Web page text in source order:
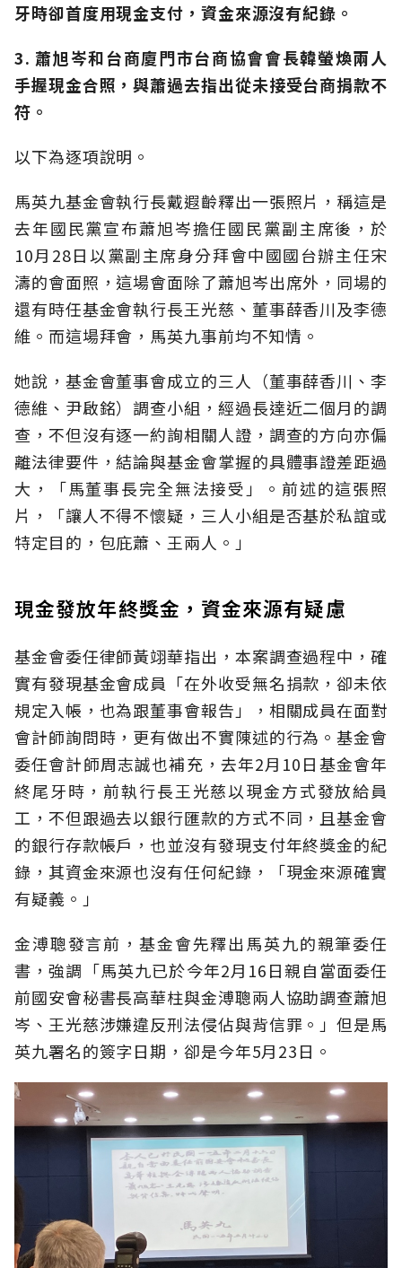
牙時卻首度用現金支付，資金來源沒有紀錄。
3. 蕭旭岑和台商廈門市台商協會會長韓螢煥兩人
手握現金合照，與蕭過去指出從未接受台商捐款不
符。
以下為逐項說明。
馬英九基金會執行長戴遐齡釋出一張照片，稱這是
去年國民黨宣布蕭旭岑擔任國民黨副主席後，於
10月28日以黨副主席身分拜會中國國台辦主任宋
濤的會面照，這場會面除了蕭旭岑出席外，同場的
還有時任基金會執行長王光慈、董事薛香川及李德
維。而這場拜會，馬英九事前均不知情。
她說，基金會董事會成立的三人（董事薛香川、李
德維、尹啟銘）調查小組，經過長達近二個月的調
查，不但沒有逐一約詢相關人證，調查的方向亦偏
離法律要件，結論與基金會掌握的具體事證差距過
大，「馬董事長完全無法接受」。前述的這張照
片，「讓人不得不懷疑，三人小組是否基於私誼或
特定目的，包庇蕭、王兩人。」
現金發放年終獎金，資金來源有疑慮
基金會委任律師黃翊華指出，本案調查過程中，確
實有發現基金會成員「在外收受無名捐款，卻未依
規定入帳，也為跟董事會報告」，相關成員在面對
會計師詢問時，更有做出不實陳述的行為。基金會
委任會計師周志誠也補充，去年2月10日基金會年
終尾牙時，前執行長王光慈以現金方式發放給員
工，不但跟過去以銀行匯款的方式不同，且基金會
的銀行存款帳戶，也並沒有發現支付年終獎金的紀
錄，其資金來源也沒有任何紀錄，「現金來源確實
有疑義。」
金溥聰發言前，基金會先釋出馬英九的親筆委任
書，強調「馬英九已於今年2月16日親自當面委任
前國安會秘書長高華柱與金溥聰兩人協助調查蕭旭
岑、王光慈涉嫌違反刑法侵佔與背信罪。」但是馬
英九署名的簽字日期，卻是今年5月23日。